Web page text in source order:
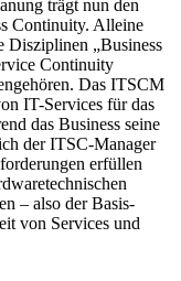
trägt nun den
Continuity. Alleine
Disziplinen „Business
Continuity
Das ITSCM
IT-Services für das
das Business seine
der ITSC-Manager
erfüllen
– also der Basis-
von Services und